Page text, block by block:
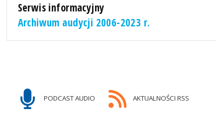
Serwis informacyjny
Archiwum audycji 2006-2023 r.
PODCAST AUDIO AKTUALNOŚCI RSS